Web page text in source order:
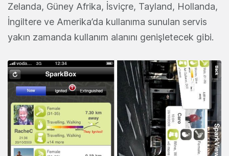
Zelanda, Güney Afrika, İsviçre, Tayland, Hollanda,
İngiltere ve Amerika’da kullanıma sunulan servis
yakın zamanda kullanım alanını genişletecek gibi.